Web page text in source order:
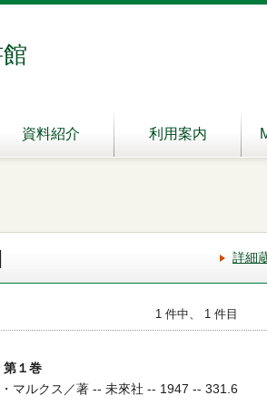
資料紹介 利用案内
詳細
1 件中、 1 件目
第１巻
マルクス／著 -- 未來社 -- 1947 -- 331.6